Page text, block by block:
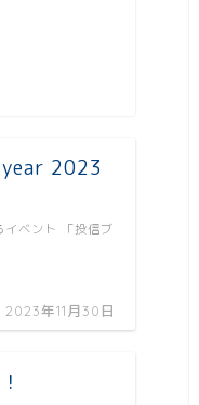
2023
2023年11月30日
ベント 「投信ブ